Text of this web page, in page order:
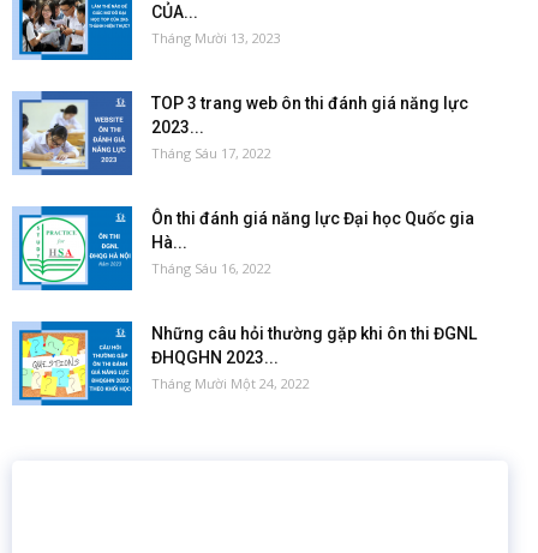
CỦA...
Tháng Mười 13, 2023
TOP 3 trang web ôn thi đánh giá năng lực
2023...
Tháng Sáu 17, 2022
Ôn thi đánh giá năng lực Đại học Quốc gia
Hà...
Tháng Sáu 16, 2022
Những câu hỏi thường gặp khi ôn thi ĐGNL
ĐHQGHN 2023...
Tháng Mười Một 24, 2022